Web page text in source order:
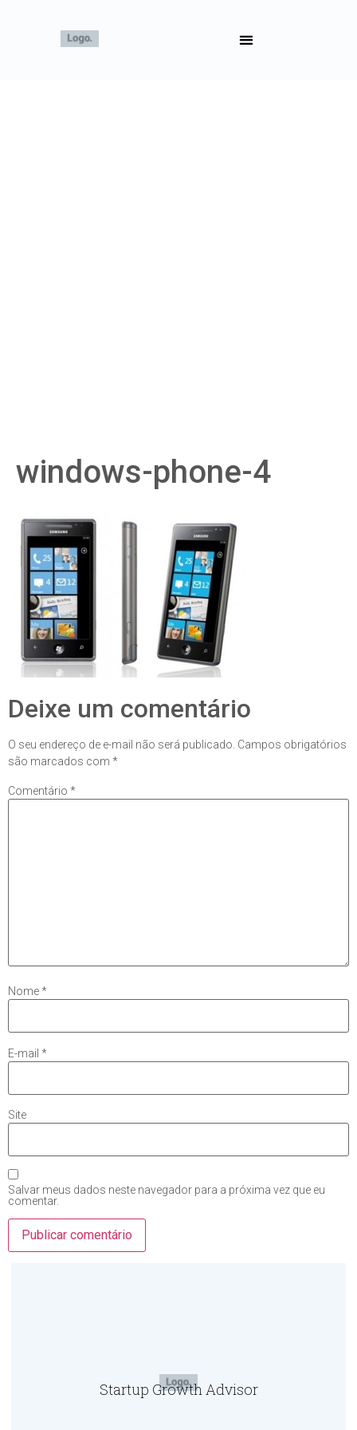
windows-phone-4
Deixe um comentário
O seu endereço de e-mail não será publicado. Campos obrigatórios
são marcados com *
Comentário *
Nome*
E-mail *
Site
Salvar meus dados neste navegador para a próxima vez que eu
comentar.
Startup Growth Advisor